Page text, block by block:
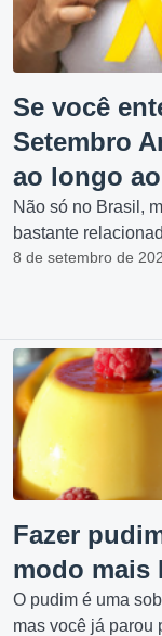
Se você
Setembro
ao longo
Não só no Brasil,
bastante
8 de setembro de
Fazer
modo mais
O pudim é uma
mas você já parou